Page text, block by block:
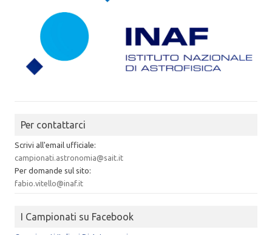
Per contattarci
Scrivi all'email ufficiale:
campionati.astronomia@sait.it
Per domande sul sito:
fabio.vitello@inaf.it
I Campionati su Facebook